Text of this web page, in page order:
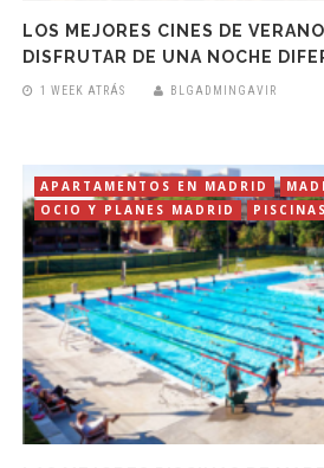
LOS MEJORES CINES DE
DISFRUTAR DE UNA NOCHE
1 WEEK ATRÁS BLGADMINGAVIR
APARTAMENTOS EN MADRID
OCIO Y PLANES MADRID